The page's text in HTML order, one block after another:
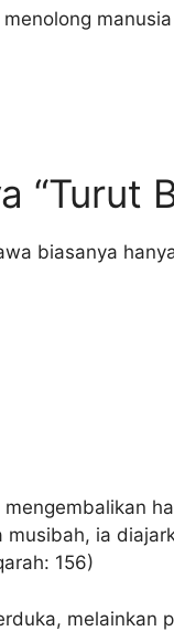
“Turut
biasanya
ia
156)
melainkan